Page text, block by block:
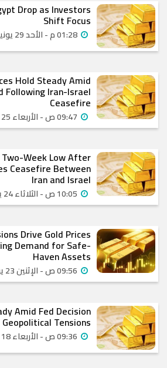
Drop as Investors
Shift Focus
Hold Steady Amid
Following Iran-Israel
Ceasefire
Week Low After
Ceasefire Between
Iran and Israel
Drive Gold Prices
Demand for Safe-
Haven Assets
Amid Fed Decision
Tensions